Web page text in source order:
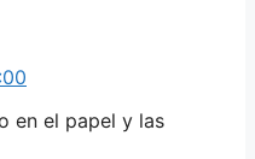
en el papel y las